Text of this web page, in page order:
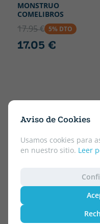
Aviso de Cookies
Usamos cookies para
en nuestro sitio. Leer
MONSTRUO
COMELIBROS
17.95 € 5% DTO
17.05 €